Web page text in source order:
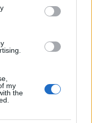
my
the